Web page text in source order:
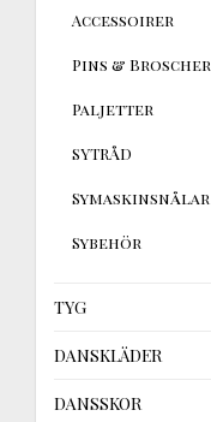
Accessoirer
Pins & Broscher
Paljetter
SYTRÅD
Symaskinsnålar
Sybehör
TYG
DANSKLÄDER
DANSSKOR